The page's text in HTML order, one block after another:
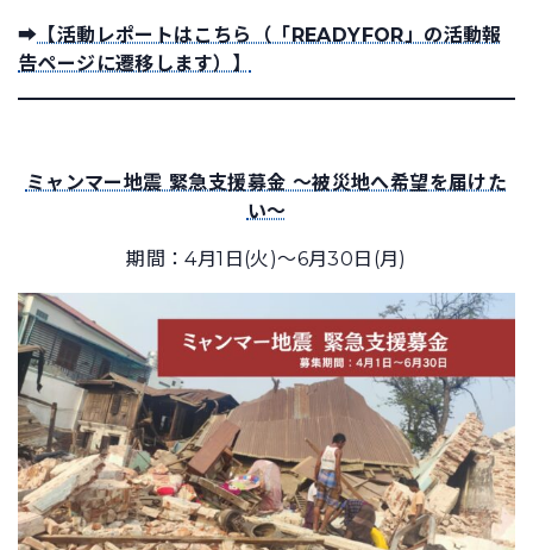
➡ 【活動レポートはこちら（「READYFOR」の活動報
告ページに遷移します）】
ミャンマー地震 緊急支援募金 ～被災地へ希望を届けた
い～
期間：4月1日(火)～6月30日(月)